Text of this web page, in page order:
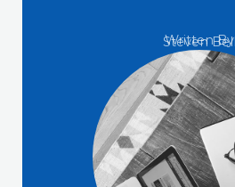
Written By
Steven Bell